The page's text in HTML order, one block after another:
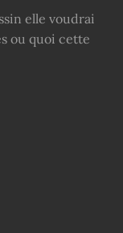
elle voudrai
ou quoi cette